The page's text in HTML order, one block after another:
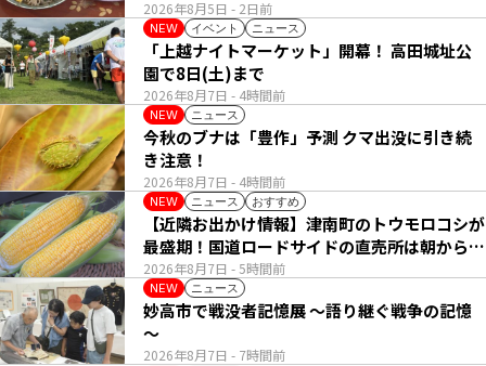
2026年8月5日 - 2日前
NEW イベント ニュース
2026年8月7日 - 4時間前
「上越ナイトマーケット」開幕！ 高田城址公
園で8日(土)まで
NEW ニュース
2026年8月7日 - 4時間前
今秋のブナは「豊作」予測 クマ出没に引き続
き注意！
NEW ニュース おすすめ
2026年8月7日 - 5時間前
【近隣お出かけ情報】津南町のトウモロコシが
最盛期！国道ロードサイドの直売所は朝から長
い列
NEW ニュース
2026年8月7日 - 7時間前
妙高市で戦没者記憶展 ～語り継ぐ戦争の記憶
～